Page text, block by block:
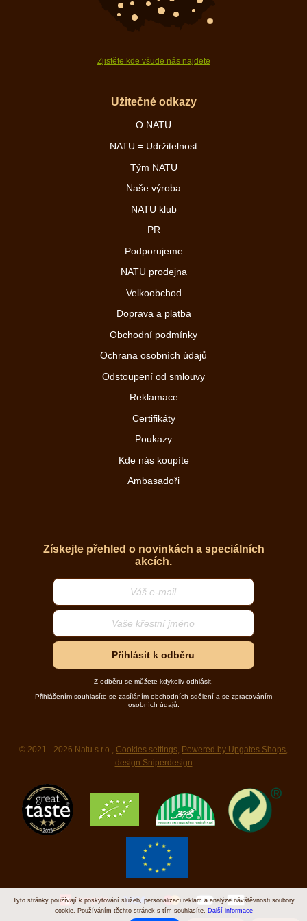
Zjistěte kde všude nás najdete
Užitečné odkazy
O NATU
NATU = Udržitelnost
Tým NATU
Naše výroba
NATU klub
PR
Podporujeme
NATU prodejna
Velkoobchod
Doprava a platba
Obchodní podmínky
Ochrana osobních údajů
Odstoupení od smlouvy
Reklamace
Certifikáty
Poukazy
Kde nás koupíte
Ambasadoři
Získejte přehled o novinkách a speciálních
akcích.
Přihlásit k odběru
Z odběru se můžete kdykoliv odhlásit.
Přihlášením souhlasíte se zasíláním obchodních sdělení a se zpracováním
osobních údajů.
© 2021 - 2026 Natu s.r.o., Cookies settings, Powered by Upgates Shops,
design Sniperdesign
Tyto stránky používají k poskytování služeb, personalizaci reklam a analýze návštěvnosti soubory
cookie. Používáním těchto stránek s tím souhlasíte.
Další informace